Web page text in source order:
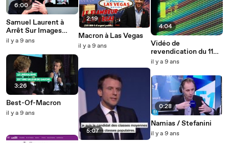
6:00
Samuel Laurent à
Arrêt Sur Images
(02/2017)
il y a 9 ans
3:26
Best-Of-Macron
il y a 9 ans
2:19
Macron à Las Vegas
il y a 9 ans
5:07
4:04
Vidéo de
revendication du 11
septembre par Ben
il y a 9 ans
0:28
Namias / Stefanini
il y a 9 ans